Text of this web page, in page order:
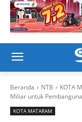
Beranda NTB KOTA
Miliar untuk
KOTA MATARAM